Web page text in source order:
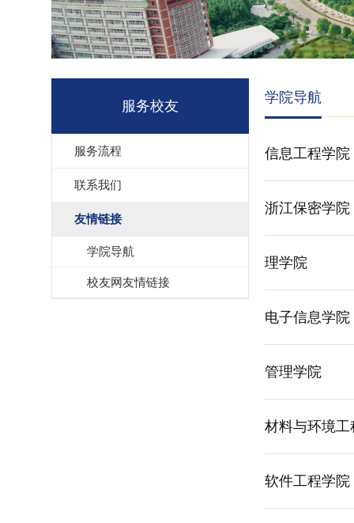
服务校友
服务流程
联系我们
友情链接
学院导航
校友网友情链接
学院导航
信息工程学院
浙江保密学院
理学院
电子信息学院
管理学院
材料与环境工
软件工程学院